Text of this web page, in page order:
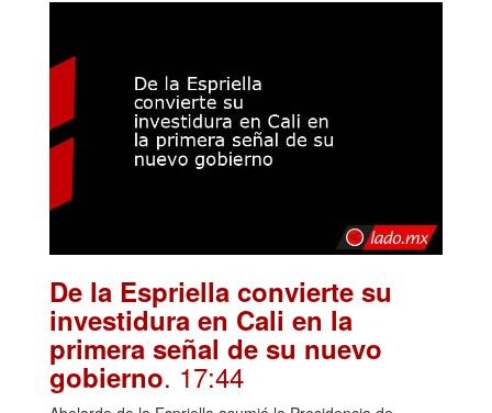
De la Espriella convierte su
investidura en Cali en la
primera señal de su nuevo
gobierno. 17:44